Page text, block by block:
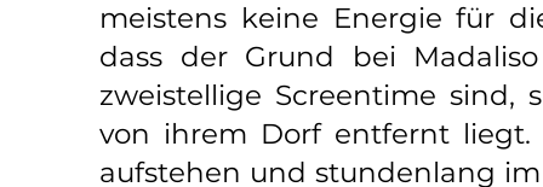
meistens keine Energie für
dass der Grund bei
zweistellige Screentime sind,
von ihrem Dorf entfernt liegt.
aufstehen und stundenlang